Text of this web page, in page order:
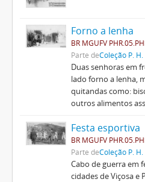
Forno a lenha
BR MGUFV
Parte deColeção P. H.
Duas senhoras em
lado forno a lenha,
quitandas como:
outros alimentos
Festa esportiva
BR MGUFV
Parte deColeção P. H.
Cabo de guerra em
cidades de Viçosa e